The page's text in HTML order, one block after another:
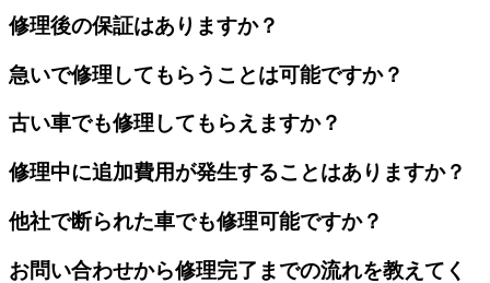
修理後の保証はありますか？
急いで修理してもらうことは可能ですか？
古い車でも修理してもらえますか？
修理中に追加費用が発生することはありますか？
他社で断られた車でも修理可能ですか？
お問い合わせから修理完了までの流れを教えてく